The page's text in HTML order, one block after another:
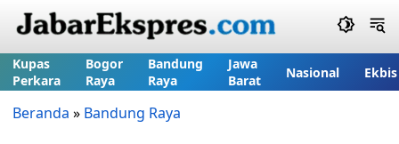
Kupas
Perkara
Bogor
Raya
Bandung
Raya
Jawa
Barat
Nasional Ekbis
Beranda » Bandung Raya